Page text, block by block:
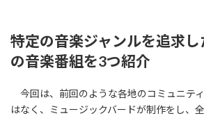
特定の音楽ジャンルを追求し
の音楽番組を3つ紹介
今回は、前回のような各地のコミュニテ
はなく、ミュージックバードが制作をし、